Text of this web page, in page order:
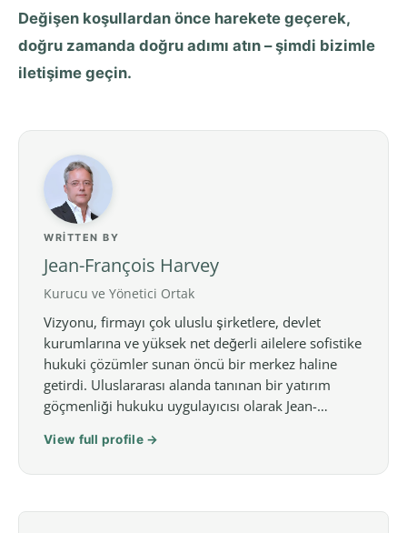
Değişen koşullardan önce harekete geçerek,
doğru zamanda doğru adımı atın – şimdi bizimle
iletişime geçin.
WRITTEN BY
Jean-François Harvey
Kurucu ve Yönetici Ortak
Vizyonu, firmayı çok uluslu şirketlere, devlet
kurumlarına ve yüksek net değerli ailelere sofistike
hukuki çözümler sunan öncü bir merkez haline
getirdi. Uluslararası alanda tanınan bir yatırım
göçmenliği hukuku uygulayıcısı olarak Jean-…
View full profile →